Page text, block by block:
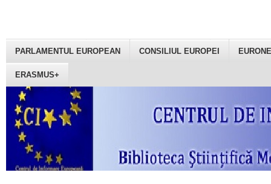
PARLAMENTUL EUROPEAN CONSILIUL EUROPEI
ERASMUS+